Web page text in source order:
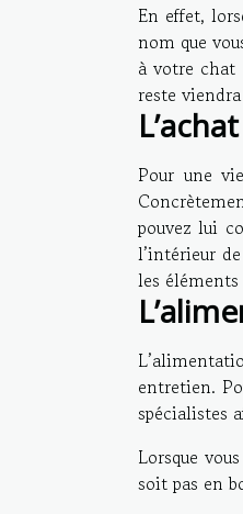
En effet,
nom que
à votre chat
reste
Pour une
pouvez lui
l’intérieur
les
entretien.
spécialistes
Lorsque
soit pas en